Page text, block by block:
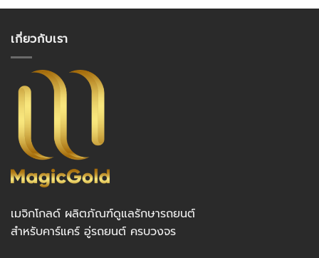
เกี่ยวกับเรา
เมจิกโกลด์ ผลิตภัณฑ์ดูแลรักษารถยนต์
สำหรับคาร์แคร์ อู่รถยนต์ ครบวงจร